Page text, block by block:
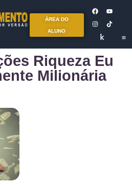
ÁREA DO
ALUNO
Riqueza Eu
Milionária